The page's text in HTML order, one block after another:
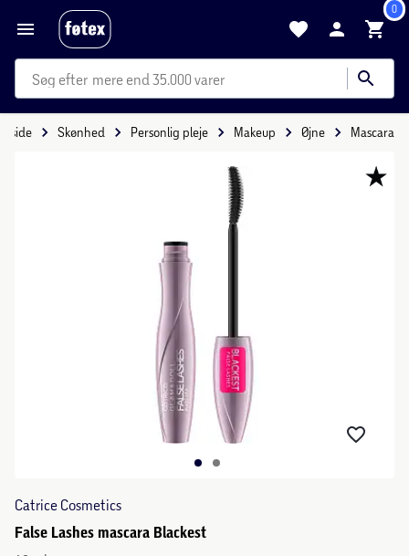
0
mere end 35.000 varer
Skønhed Personlig pleje Makeup Øjne Mascara
Catrice Cosmetics
False Lashes mascara Blackest